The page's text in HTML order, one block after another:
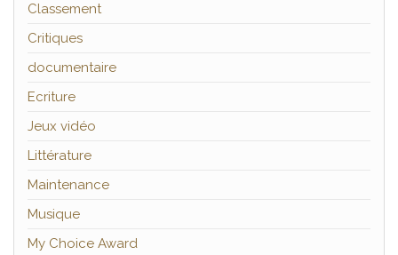
Classement
Critiques
documentaire
Ecriture
Jeux vidéo
Littérature
Maintenance
Musique
My Choice Award